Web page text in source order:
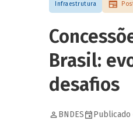
Infraestrutura
Brasil:
desafios
BNDES Publicado